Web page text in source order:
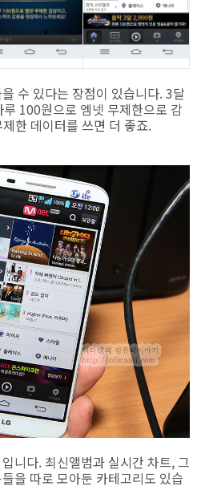
수 있다는 장점이 있습니다. 3달
100원으로 엠넷 무제한으로 감
한 데이터를 쓰면 더 좋죠.
니다. 최신앨범과 실시간 차트, 그
을 따로 모아둔 카테고리도 있습